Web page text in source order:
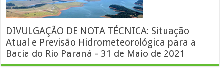
DIVULGAÇÃO DE NOTA TÉCNICA: Situação
Atual e Previsão Hidrometeorológica para a
Bacia do Rio Paraná - 31 de Maio de 2021